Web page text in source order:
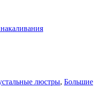
люстры, Большие